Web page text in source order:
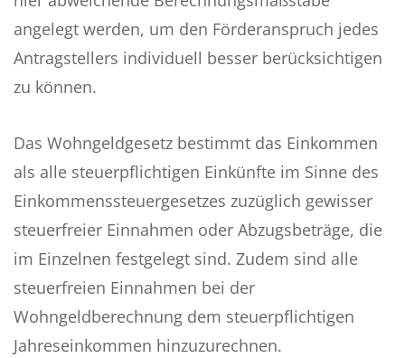
angelegt werden, um den Förderanspruch jedes
Antragstellers individuell besser berücksichtigen
zu können.
Das Wohngeldgesetz bestimmt das Einkommen
als alle steuerpflichtigen Einkünfte im Sinne des
Einkommenssteuergesetzes zuzüglich gewisser
steuerfreier Einnahmen oder Abzugsbeträge, die
im Einzelnen festgelegt sind. Zudem sind alle
steuerfreien Einnahmen bei der
Wohngeldberechnung dem steuerpflichtigen
Jahreseinkommen hinzuzurechnen.